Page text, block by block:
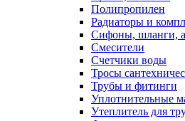
Полипропилен
Радиаторы и
Сифоны, шланги,
Смесители
Счетчики воды
Тросы
Трубы и фитинги
Уплотнительные
Утеплитель для